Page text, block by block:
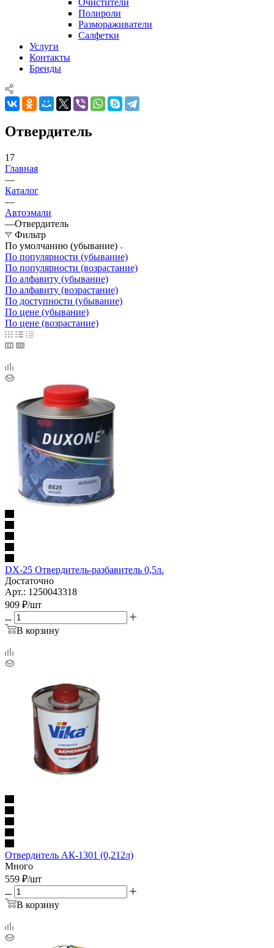
Очистители
Полироли
Размораживатели
Салфетки
Услуги
Контакты
Бренды
Отвердитель
17
Главная
—
Каталог
—
Автоэмали
—Отвердитель
Фильтр
По умолчанию (убывание)
По популярности (убывание)
По популярности (возрастание)
По алфавиту (убывание)
По алфавиту (возрастание)
По доступности (убывание)
По цене (убывание)
По цене (возрастание)
DX-25 Отвердитель-разбавитель 0,5л.
Достаточно
Арт.: 1250043318
909 ₽/шт
В корзину
Отвердитель АК-1301 (0,212л)
Много
559 ₽/шт
В корзину